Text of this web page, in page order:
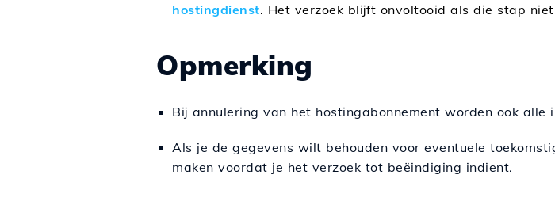
hostingdienst. Het verzoek blijft onvoltooid als die stap
Opmerking
Bij annulering van het hostingabonnement worden ook
Als je de gegevens wilt behouden voor eventuele
maken voordat je het verzoek tot beëindiging indient.